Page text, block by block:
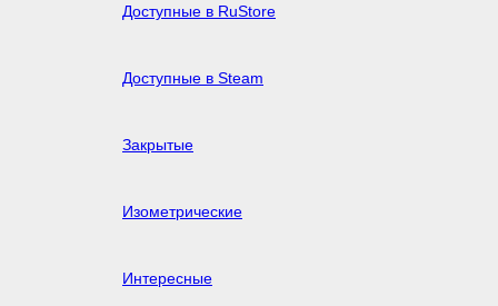
Доступные в RuStore
Доступные в Steam
Закрытые
Изометрические
Интересные